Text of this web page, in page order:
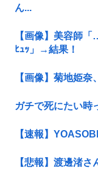
ん...
【画像】美容師
ﾋｭｯ」→結果！
【画像】菊地姫
ガチで死にたい時
【速報】
【悲報】渡邊渚さ